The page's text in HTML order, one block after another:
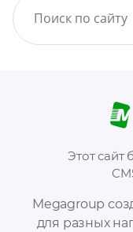
Megagroup
для разных
Этот сайт